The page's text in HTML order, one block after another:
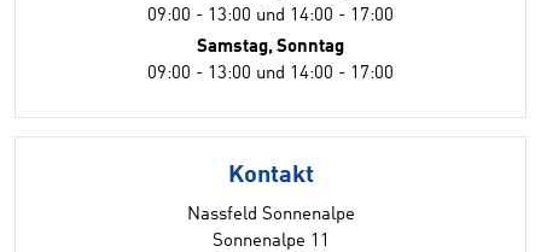
09:00 - 13:00 und 14:00 - 17:00
Samstag, Sonntag
09:00 - 13:00 und 14:00 - 17:00
Kontakt
Nassfeld Sonnenalpe
Sonnenalpe 11